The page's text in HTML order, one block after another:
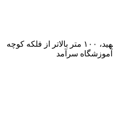
زنجان، خیابان سرداران شهید، ۱۰۰ متر بالاتر از فلکه کوچه
سرآمد